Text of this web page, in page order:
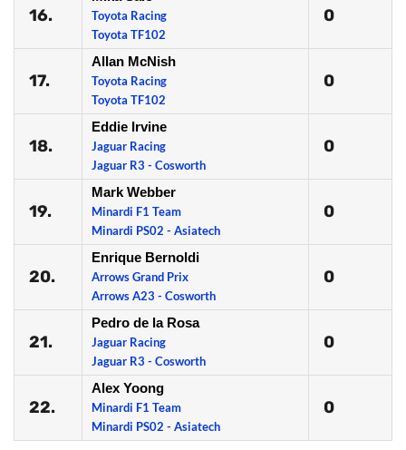
16.
Toyota Racing
Toyota TF102
0
17.
Allan McNish
Toyota Racing
Toyota TF102
0
18.
Eddie Irvine
Jaguar Racing
Jaguar R3 - Cosworth
0
19.
Mark Webber
Minardi F1 Team
Minardi PS02 - Asiatech
0
20.
Enrique Bernoldi
Arrows Grand Prix
Arrows A23 - Cosworth
0
21.
Pedro de la Rosa
Jaguar Racing
Jaguar R3 - Cosworth
0
22.
Alex Yoong
Minardi F1 Team
Minardi PS02 - Asiatech
0